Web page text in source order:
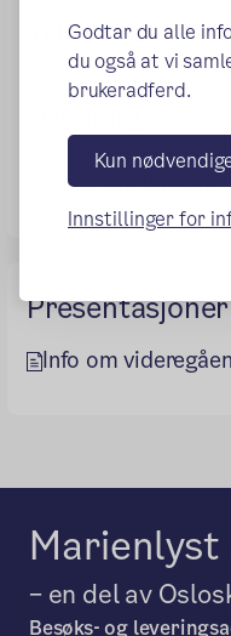
Godtar du alle
du også at vi
brukeradferd.
Kun
Innstillinger for
Yrkes- og
oslo.vilbli.no
Video om
Video om
Presentasjoner
Info om
Marienlyst
– en del av
Besøks- og